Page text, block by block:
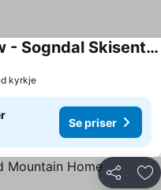
Leilighet - Panorama view - Sogndal Skisenter Hodlekve
kyrkje
Se priser
Dela